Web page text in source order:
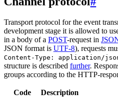
Transport protocol for the event
development stage it is allowed to
in a body of a POST-request in
JSON format is UTF-8), requests
Content-Type: application/
structure is described further.
groups according to the HTTP-
Code Description